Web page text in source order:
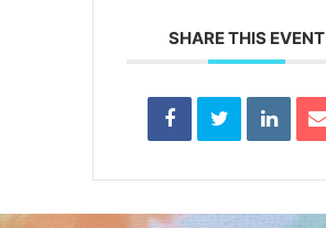
SHARE THIS EVENT